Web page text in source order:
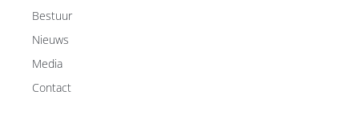
Bestuur
Nieuws
Media
Contact